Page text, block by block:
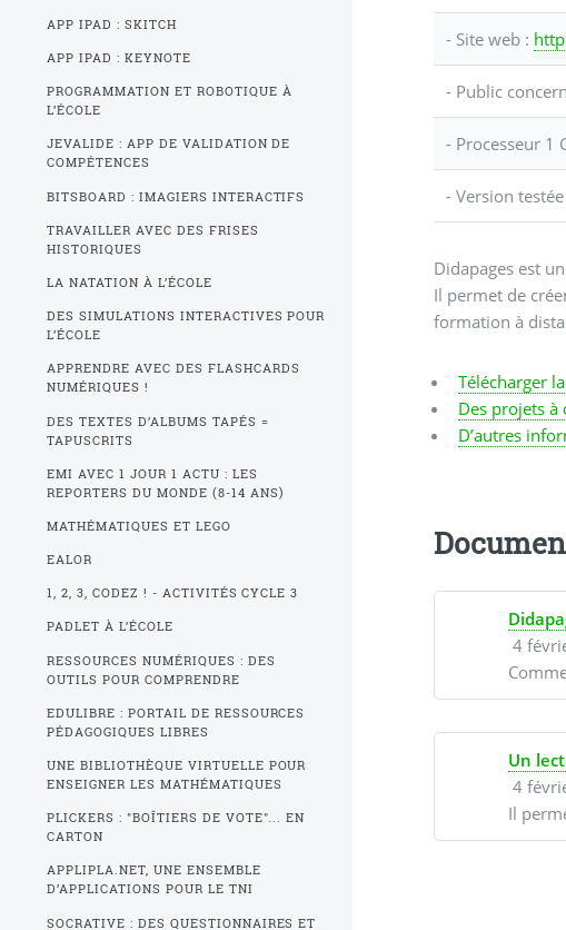
- Site web :
- Public
- Processeur 1
- Version
Didapages est
Il permet de
formation à
Télécharger
Des projets à
D’autres
4
Un
4
Il
APP IPAD : SKITCH
APP IPAD : KEYNOTE
PROGRAMMATION ET ROBOTIQUE À
L’ÉCOLE
JEVALIDE : APP DE VALIDATION DE
COMPÉTENCES
BITSBOARD : IMAGIERS INTERACTIFS
TRAVAILLER AVEC DES FRISES
HISTORIQUES
LA NATATION À L’ÉCOLE
DES SIMULATIONS INTERACTIVES POUR
L’ÉCOLE
APPRENDRE AVEC DES FLASHCARDS
NUMÉRIQUES !
DES TEXTES D’ALBUMS TAPÉS =
TAPUSCRITS
EMI AVEC 1 JOUR 1 ACTU : LES
REPORTERS DU MONDE (8-14 ANS)
MATHÉMATIQUES ET LEGO
EALOR
1, 2, 3, CODEZ ! - ACTIVITÉS CYCLE 3
PADLET À L’ÉCOLE
RESSOURCES NUMÉRIQUES : DES
OUTILS POUR COMPRENDRE
EDULIBRE : PORTAIL DE RESSOURCES
PÉDAGOGIQUES LIBRES
UNE BIBLIOTHÈQUE VIRTUELLE POUR
ENSEIGNER LES MATHÉMATIQUES
PLICKERS : "BOÎTIERS DE VOTE"... EN
CARTON
APPLIPLA.NET, UNE ENSEMBLE
D’APPLICATIONS POUR LE TNI
SOCRATIVE : DES QUESTIONNAIRES ET